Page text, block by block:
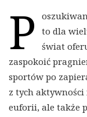
P
to dla
świat
zaspokoić
sportów po
z tych
euforii, ale także